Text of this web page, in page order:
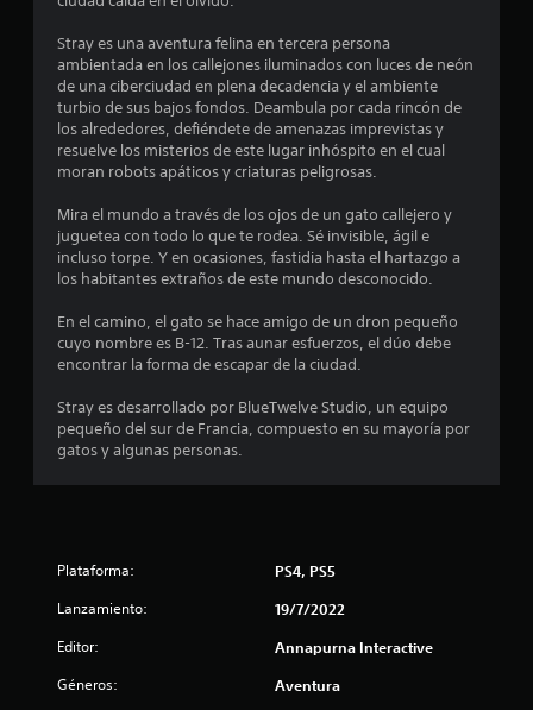
d
i
:
4
.
7
1
e
s
l
Stray es una aventura felina en tercera persona
ambientada en los callejones iluminados con luces de neón
de una ciberciudad en plena decadencia y el ambiente
turbio de sus bajos fondos. Deambula por cada rincón de
los alrededores, defiéndete de amenazas imprevistas y
resuelve los misterios de este lugar inhóspito en el cual
moran robots apáticos y criaturas peligrosas.
Mira el mundo a través de los ojos de un gato callejero y
juguetea con todo lo que te rodea. Sé invisible, ágil e
incluso torpe. Y en ocasiones, fastidia hasta el hartazgo a
los habitantes extraños de este mundo desconocido.
En el camino, el gato se hace amigo de un dron pequeño
cuyo nombre es B-12. Tras aunar esfuerzos, el dúo debe
encontrar la forma de escapar de la ciudad.
Stray es desarrollado por BlueTwelve Studio, un equipo
pequeño del sur de Francia, compuesto en su mayoría por
gatos y algunas personas.
Plataforma: PS4, PS5
Lanzamiento: 19/7/2022
Editor: Annapurna Interactive
Géneros: Aventura